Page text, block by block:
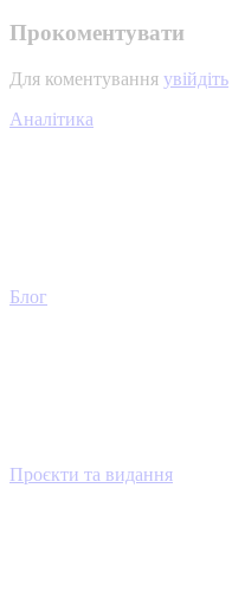
Прокоментувати
Для коментування увійдіть
Аналітика
Блог
Проєкти та видання